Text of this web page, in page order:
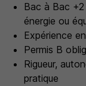
Bac à Bac
énergie ou
Expérience
Permis B
Rigueur,
pratique